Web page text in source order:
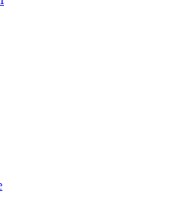
di secondo livello